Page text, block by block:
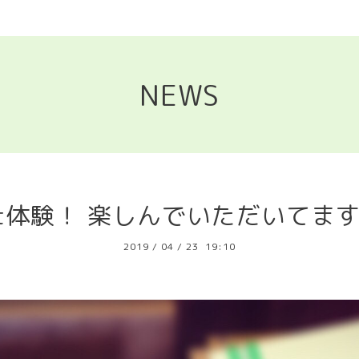
NEWS
験！ 楽しんでいただいてま
2019 / 04 / 23 19:10